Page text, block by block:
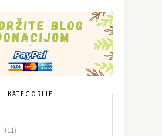
KATEGORIJE
(11)